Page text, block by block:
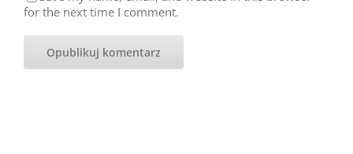
for the next time I comment.